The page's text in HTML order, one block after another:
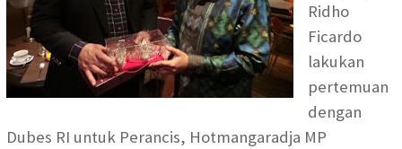
Ridho
Ficardo
lakukan
pertemuan
dengan
Dubes RI untuk Perancis, Hotmangaradja MP